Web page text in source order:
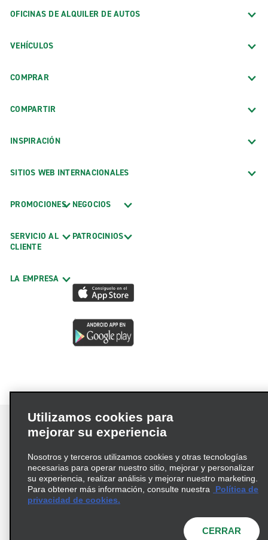
OFICINAS DE ALQUILER DE AUTOS
VEHÍCULOS
COMPRAR
COMPARTIR
INSPIRACIÓN
SITIOS WEB INTERNACIONALES
PROMOCIONES
SERVICIO AL
CLIENTE
LA EMPRESA
NEGOCIOS
PATROCINIOS
Términos de uso
Política de privacidad
Política de cookies
Información de Salud del Consumidor
© 2026 Enterprise Holdings, Inc. Todos los derechos
Utilizamos cookies para
mejorar su experiencia
Nosotros y terceros utilizamos cookies y otras tecnologías
necesarias para operar nuestro sitio, mejorar y personalizar
su experiencia, realizar análisis y mejorar nuestro marketing.
Para obtener más información, consulte nuestra
Política de
privacidad de cookies.
CERRAR